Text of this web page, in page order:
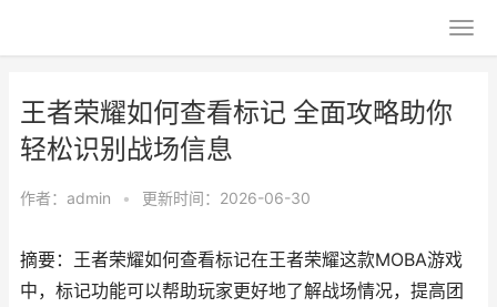
王者荣耀如何查看标记 全面攻略助你
轻松识别战场信息
作者： admin • 更新时间：2026-06-30
摘要：王者荣耀如何查看标记在王者荣耀这款MOBA游戏
中，标记功能可以帮助玩家更好地了解战场情况，提高团